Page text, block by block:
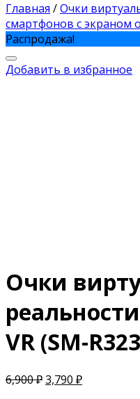
Главная /Очки
смартфонов с экраном
Распродажа!
Добавить в избранное
Очки
VR (SM-
6,900₽3,790 ₽